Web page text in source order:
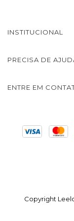
INSTITUCIONAL
PRECISA DE
ENTRE EM
Copyright